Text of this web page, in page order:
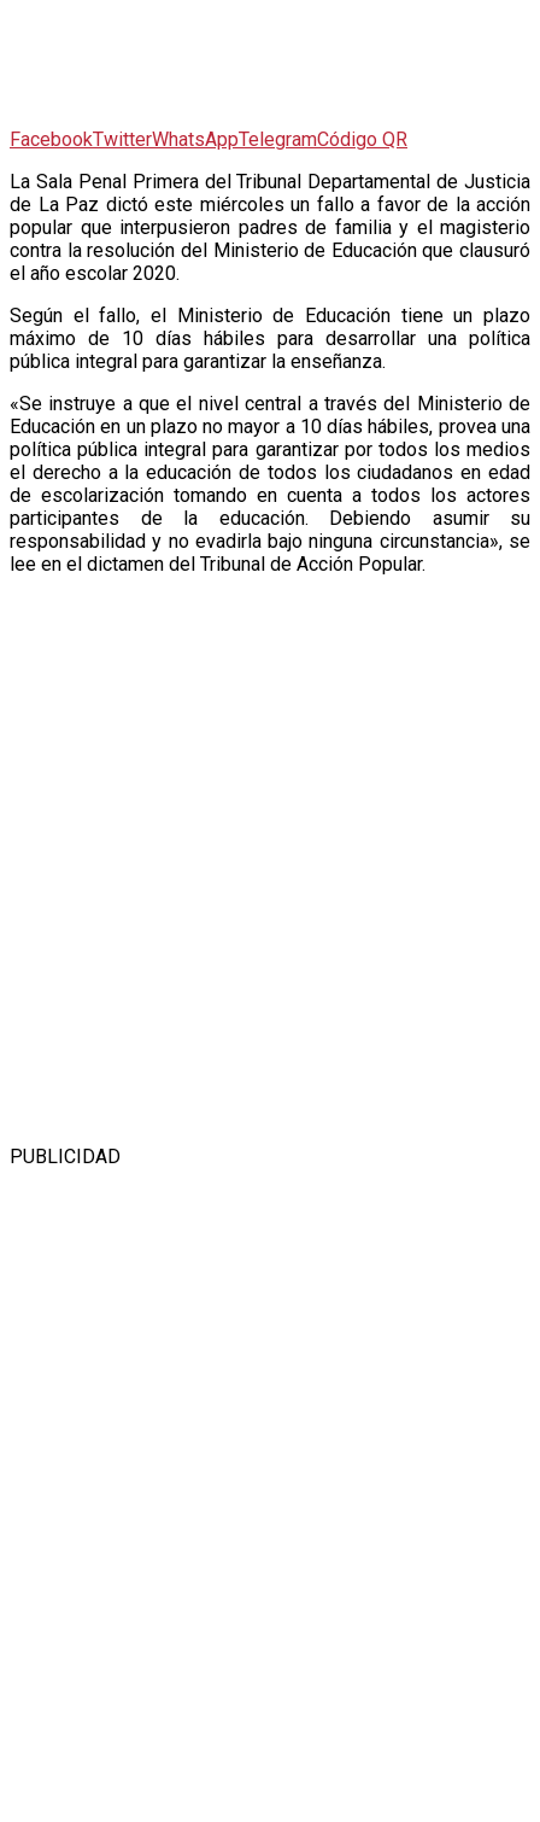
FacebookTwitterWhatsAppTelegramCódigo QR
La Sala Penal Primera del Tribunal Departamental de Justicia
de La Paz dictó este miércoles un fallo a favor de la acción
popular que interpusieron padres de familia y el magisterio
contra la resolución del Ministerio de Educación que clausuró
el año escolar 2020.
Según el fallo, el Ministerio de Educación tiene un plazo
máximo de 10 días hábiles para desarrollar una política
pública integral para garantizar la enseñanza.
«Se instruye a que el nivel central a través del Ministerio de
Educación en un plazo no mayor a 10 días hábiles, provea una
política pública integral para garantizar por todos los medios
el derecho a la educación de todos los ciudadanos en edad
de escolarización tomando en cuenta a todos los actores
participantes de la educación. Debiendo asumir su
responsabilidad y no evadirla bajo ninguna circunstancia», se
lee en el dictamen del Tribunal de Acción Popular.
PUBLICIDAD